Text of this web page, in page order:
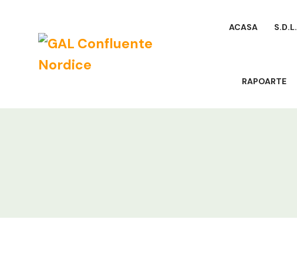
ACASA S.D.L.
RAPOARTE